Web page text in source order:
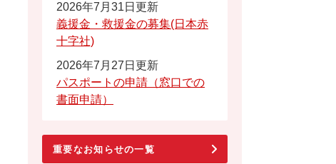
2026年7月31日更新
義援金・救援金の募集(日本赤
十字社)
2026年7月27日更新
パスポートの申請（窓口での
書面申請）
重要なお知らせの一覧